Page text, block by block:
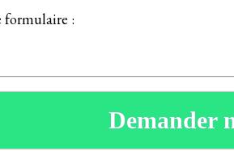
formulaire :
Demander